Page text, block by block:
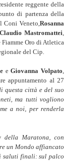
reggente della
di partenza della
Coni Veneto,Rosanna
Claudio Mastromattei,
Fiamme Oro di Atletica
del Cip.
eGiovanna Volpato,
appuntamento al 27
questa città e del suo
ma tutti vogliono
a noi, per renderla
della Maratona, con
un Mondo affiancato
saluti finali: sul palco